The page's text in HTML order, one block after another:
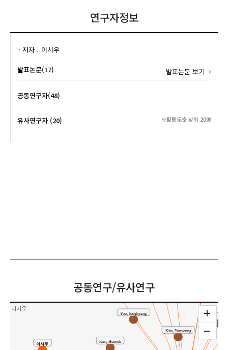
연구자정보
저자 이시우
발표논문(17) 발표논문 보기→
공동연구자(48)
유사연구자 (20) ※활용도순 상위 20명
공동연구/유사연구
이시우
Yoo, Jonghyang
Kim, Yunyoung
Kim, Hoseok
김지영
이시우